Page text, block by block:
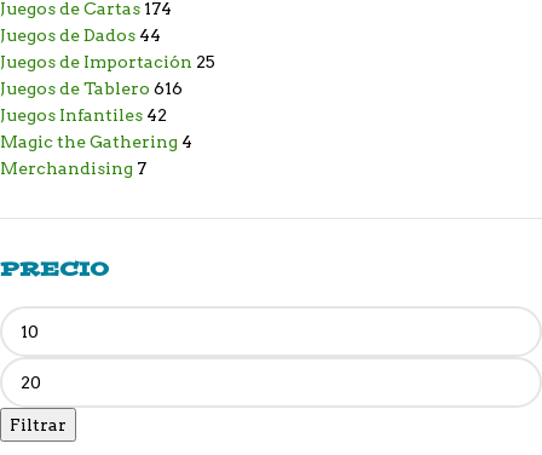
Juegos de Cartas 174
Juegos de Dados 44
Juegos de Importación 25
Juegos de Tablero 616
Juegos Infantiles 42
Magic the Gathering 4
Merchandising 7
PRECIO
Filtrar